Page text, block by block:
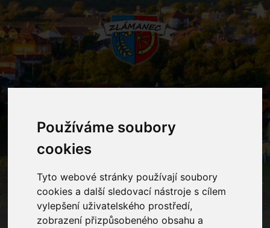
Používáme soubory
cookies
Tyto webové stránky používají soubory
cookies a další sledovací nástroje s cílem
vylepšení uživatelského prostředí,
zobrazení přizpůsobeného obsahu a
Oznámení
Home Oznámení
Zápis k předškolnímu vzdělávání
2025/2026